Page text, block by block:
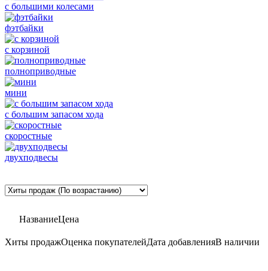
с большими колесами
фэтбайки
с корзиной
полноприводные
мини
с большим запасом хода
скоростные
двухподвесы
НазваниеЦена
Хиты продажОценка покупателейДата добавленияВ наличии